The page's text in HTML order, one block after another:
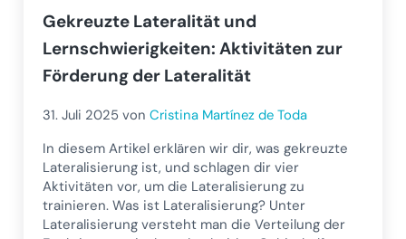
Gekreuzte Lateralität und
Lernschwierigkeiten: Aktivitäten zur
Förderung der Lateralität
31. Juli 2025 vonCristina Martínez de Toda
In diesem Artikel erklären wir dir, was gekreuzte
Lateralisierung ist, und schlagen dir vier
Aktivitäten vor, um die Lateralisierung zu
trainieren. Was ist Lateralisierung? Unter
Lateralisierung versteht man die Verteilung der